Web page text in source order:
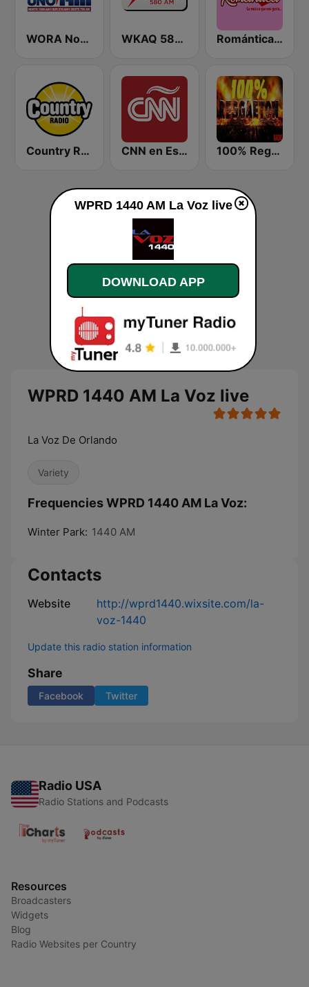
WORA Noti Uno 630 AM WKAQ 580 AM Romántica Radio
Country Radio CNN en Español 100% Reggaeton Radio
WPRD 1440 AM La Voz live
La Voz De Orlando
Variety
Frequencies WPRD 1440 AM La Voz:
Winter Park: 1440 AM
Contacts
Website
http://wprd1440.wixsite.com/la-
voz-1440
Update this radio station information
Share
Facebook Twitter
Radio USA
Radio Stations and Podcasts
Resources
Broadcasters
Widgets
Blog
Radio Websites per Country
WPRD 1440 AM La Voz live
DOWNLOAD APP